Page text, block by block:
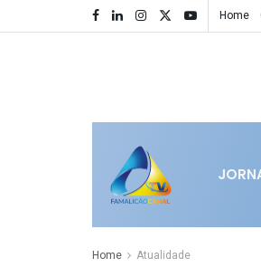
Home
Home Atualidade